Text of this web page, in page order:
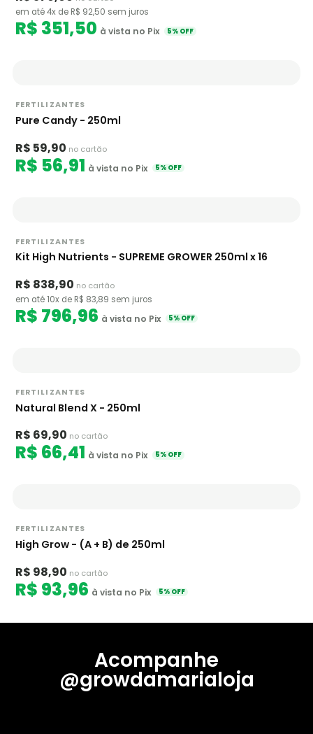
em até 4x de R$ 92,50 sem juros
R$ 351,50 à vista no Pix 5% OFF
FERTILIZANTES
Pure Candy - 250ml
R$ 59,90 no cartão
R$ 56,91 à vista no Pix 5% OFF
FERTILIZANTES
Kit High Nutrients - SUPREME GROWER 250ml x 16
R$ 838,90 no cartão
em até 10x de R$ 83,89 sem juros
R$ 796,96 à vista no Pix 5% OFF
FERTILIZANTES
Natural Blend X - 250ml
R$ 69,90 no cartão
R$ 66,41 à vista no Pix 5% OFF
FERTILIZANTES
High Grow - (A + B) de 250ml
R$ 98,90 no cartão
R$ 93,96 à vista no Pix 5% OFF
Acompanhe
@growdamarialoja